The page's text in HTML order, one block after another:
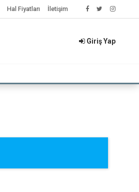
Hal Fiyatları İletişim
Giriş Yap